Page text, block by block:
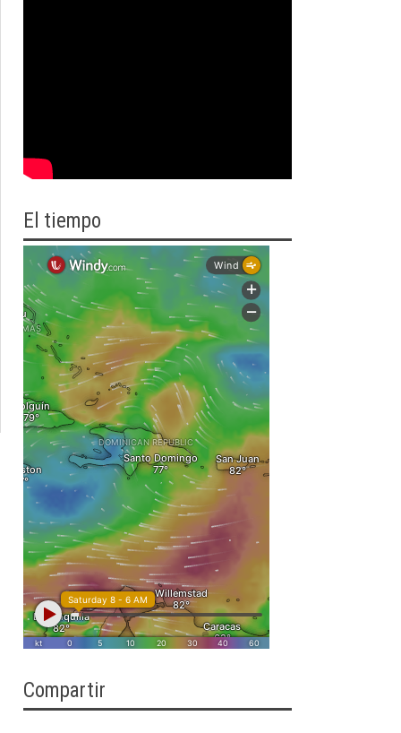
El tiempo
Compartir